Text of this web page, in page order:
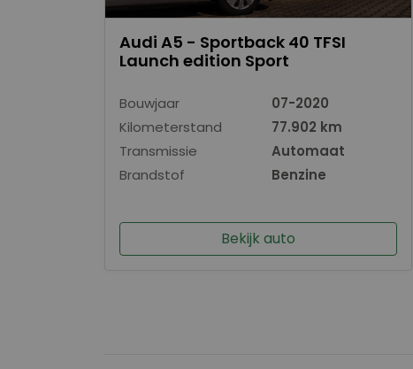
Audi A5 - Sportback 40 TFSI
Launch edition Sport
Bouwjaar
07-2020
Kilometerstand
77.902 km
Transmissie
Automaat
Brandstof
Benzine
Bekijk auto